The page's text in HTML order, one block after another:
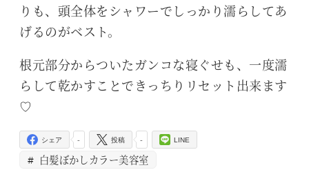
りも、頭全体をシャワーでしっかり濡らしてあ
げるのがベスト。
根元部分からついたガンコな寝ぐせも、一度濡
らして乾かすことできっちりリセット出来ます
♡
-
シェア -
投稿 LINE
白髪ぼかしカラー美容室